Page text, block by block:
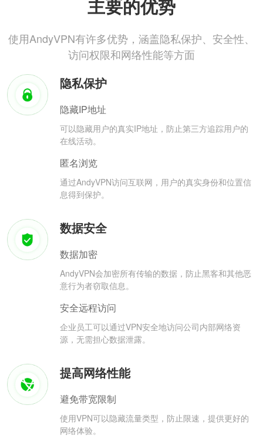
主要的优势
使用AndyVPN有许多优势，涵盖隐私保护、安全性、
访问权限和网络性能等方面
隐私保护
隐藏IP地址
可以隐藏用户的真实IP地址，防止第三方追踪用户的
在线活动。
匿名浏览
通过AndyVPN访问互联网，用户的真实身份和位置信
息得到保护。
数据安全
数据加密
AndyVPN会加密所有传输的数据，防止黑客和其他恶
意行为者窃取信息。
安全远程访问
企业员工可以通过VPN安全地访问公司内部网络资
源，无需担心数据泄露。
提高网络性能
避免带宽限制
使用VPN可以隐藏流量类型，防止限速，提供更好的
网络体验。